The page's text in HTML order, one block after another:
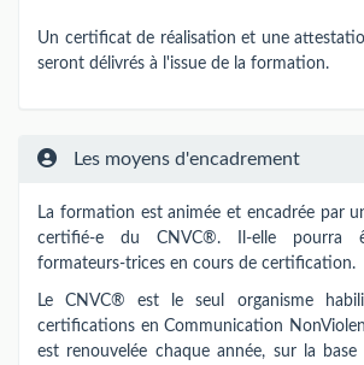
Un certificat de réalisation et une
seront délivrés à l'issue de la formation.
Les moyens d'encadrement
La formation est animée et encadrée par
certifié-e du CNVC®. Il-elle pourra
formateurs-trices en cours de certification.
Le CNVC® est le seul organisme
certifications en Communication
est renouvelée chaque année, sur la